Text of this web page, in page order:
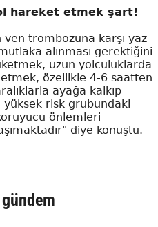
hareket etmek şart!
trombozuna karşı yaz
alınması gerektiğini
uzun yolculuklarda
özellikle 4-6 saatten
ayağa kalkıp
risk grubundaki
önlemleri
diye konuştu.